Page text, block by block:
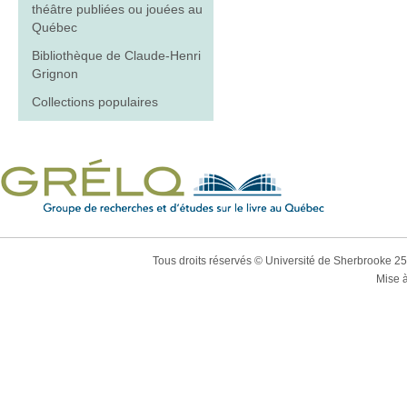
théâtre publiées ou jouées au
Québec
Bibliothèque de Claude-Henri
Grignon
Collections populaires
Tous droits réservés © Université de Sherbrooke
Mise